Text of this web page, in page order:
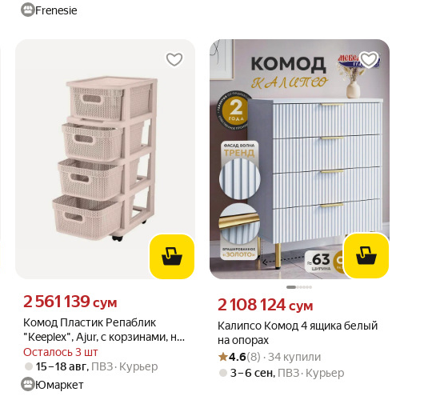
Frenesie
Комод Пластик Репаблик
"Keeplex", Ajur, с корзинами, на
колесиках,
четырехсекционный, компакт,
37х30х69 см, цвет Бежевый
топаз
Осталось 3 шт
Цена 2561139 сум вместо
2 561 139сум
15 – 18 авг, ПВЗ Курьер
Юмаркет
Калипсо Комод 4 ящика белый
на опорах
Цена 2108124 сум вместо
2 108 124 сум
Рейтинг товара: 4.6 из 5
Оценок: (8) · 34 купили
4.6(8) · 34 купили
3 – 6 сен, ПВЗ Курьер